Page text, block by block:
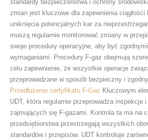
standardy bezpieczeństwa i ochrony
zmian jest kluczowe dla zapewnienia ciągłości
uniknięcia potencjalnych kar za
muszą regularnie monitorować zmiany w
swoje procedury operacyjne, aby być
wymaganiami. Procedury F-gaz obejmują
celu zapewnienie, że wszystkie operacje
przeprowadzane w sposób bezpieczny i
Przedłużenie certyfikatu F-Gaz Kluczowym
UDT, która regularnie przeprowadza inspekcje
zajmujących się F-gazami. Kontrola ta ma na
przedsiębiorstwa przestrzegają wszystkich
standardów i przepisów. UDT kontroluje